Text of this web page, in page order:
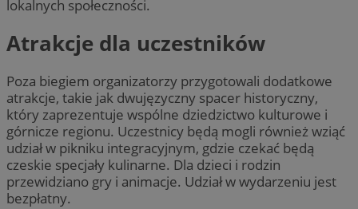
lokalnych społeczności.
Atrakcje dla uczestników
Poza biegiem organizatorzy przygotowali dodatkowe
atrakcje, takie jak dwujęzyczny spacer historyczny,
który zaprezentuje wspólne dziedzictwo kulturowe i
górnicze regionu. Uczestnicy będą mogli również wziąć
udział w pikniku integracyjnym, gdzie czekać będą
czeskie specjały kulinarne. Dla dzieci i rodzin
przewidziano gry i animacje. Udział w wydarzeniu jest
bezpłatny.